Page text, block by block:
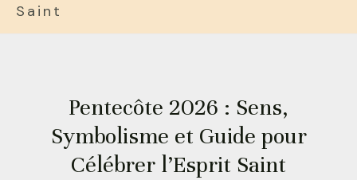
Saint
Pentecôte 2026 : Sens,
Symbolisme et Guide pour
Célébrer l’Esprit Saint